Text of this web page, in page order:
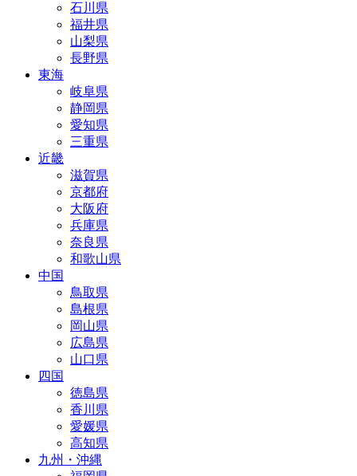
石川県
福井県
山梨県
長野県
東海
岐阜県
静岡県
愛知県
三重県
近畿
滋賀県
京都府
大阪府
兵庫県
奈良県
和歌山県
中国
鳥取県
島根県
岡山県
広島県
山口県
四国
徳島県
香川県
愛媛県
高知県
九州・沖縄